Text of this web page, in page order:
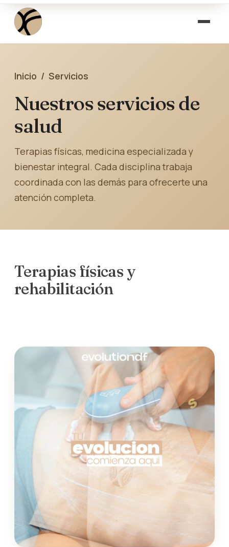
Inicio / Servicios
Nuestros servicios de
salud
Terapias físicas, medicina especializada y
bienestar integral. Cada disciplina trabaja
coordinada con las demás para ofrecerte una
atención completa.
Terapias físicas y
rehabilitación